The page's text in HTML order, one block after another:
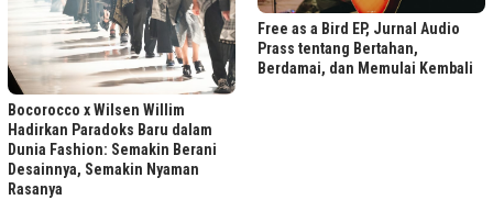
Bocorocco x Wilsen Willim
Hadirkan Paradoks Baru dalam
Dunia Fashion: Semakin Berani
Desainnya, Semakin Nyaman
Rasanya
Free as a Bird EP, Jurnal Audio
Prass tentang Bertahan,
Berdamai, dan Memulai Kembali